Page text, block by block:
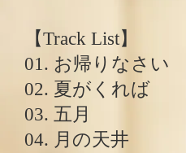
【Track List】
01. お帰りなさい
02. 夏がくれば
03. 五月
04. 月の天井